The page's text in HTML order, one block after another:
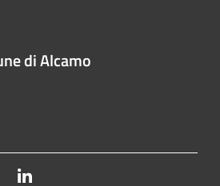
di Alcamo